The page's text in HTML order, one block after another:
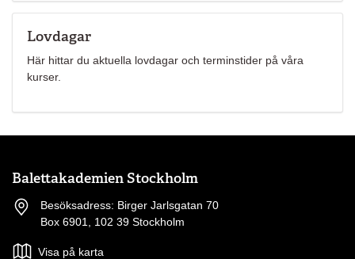
Lovdagar
Här hittar du aktuella lovdagar och terminstider på våra
kurser.
Balettakademien Stockholm
Besöksadress: Birger Jarlsgatan 70
Box 6901, 102 39 Stockholm
Visa på karta